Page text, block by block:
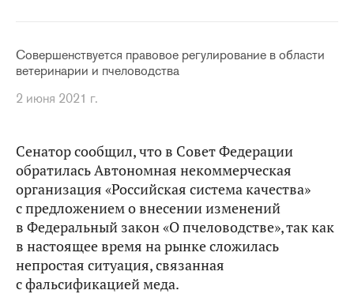
Совершенствуется правовое регулирование в области
ветеринарии и пчеловодства
2 июня 2021 г.
Сенатор сообщил, что в Совет Федерации
обратилась Автономная некоммерческая
организация «Российская система качества»
с предложением о внесении изменений
в Федеральный закон «О пчеловодстве», так как
в настоящее время на рынке сложилась
непростая ситуация, связанная
с фальсификацией меда.